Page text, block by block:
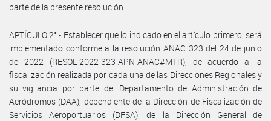
parte de la presente resolución.
ARTÍCULO 2°.- Establecer que lo indicado en el artículo primero, será
implementado conforme a la resolución ANAC 323 del 24 de junio
de 2022 (RESOL-2022-323-APN-ANAC#MTR), de acuerdo a la
fiscalización realizada por cada una de las Direcciones Regionales y
su vigilancia por parte del Departamento de Administración de
Aeródromos (DAA), dependiente de la Dirección de Fiscalización de
Servicios Aeroportuarios (DFSA), de la Dirección General de